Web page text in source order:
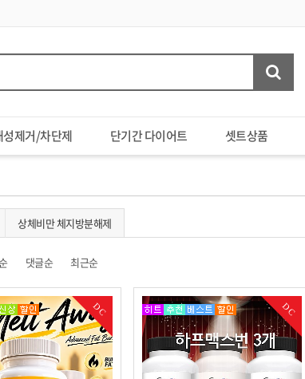
성제거/차단제 단기간 다이어트 셋트상품
상체비만 체지방분해제
댓글순 최근순
DC DC